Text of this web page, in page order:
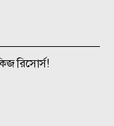
রিসোর্স!